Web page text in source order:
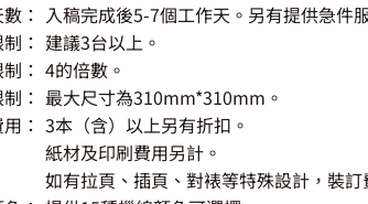
： 入稿完成後5-7個工作天。另有提供急件
： 建議3台以上。
： 4的倍數。
： 最大尺寸為310mm*310mm。
： 3本（含）以上另有折扣。
紙材及印刷費用另計。
如有拉頁、插頁、對裱等特殊設計，裝訂